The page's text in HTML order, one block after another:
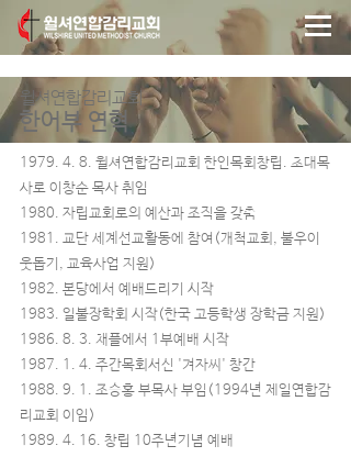
윌셔연합감리교회
한어부 연혁
1979. 4. 8. 윌셔연합감리교회 한인목회창립. 초대목
사로 이창순 목사 취임
1980. 자립교회로의 예산과 조직을 갖춤
1981. 교단 세계선교활동에 참여(개척교회, 불우이
웃돕기, 교육사업 지원)
1982. 본당에서 예배드리기 시작
1983. 일불장학회 시작(한국 고등학생 장학금 지원)
1986. 8. 3. 채플에서 1부예배 시작
1987. 1. 4. 주간목회서신 '겨자씨' 창간
1988. 9. 1. 조승홍 부목사 부임(1994년 제일연합감
리교회 이임)
1989. 4. 16. 창립 10주년기념 예배